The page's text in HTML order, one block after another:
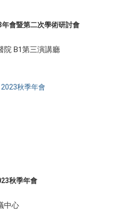
會暨第二次學術研討會
院 B1第三演講廳
秋季年會
中心